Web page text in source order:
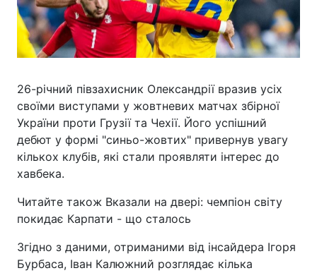
26-річний півзахисник Олександрії вразив усіх
своїми виступами у жовтневих матчах збірної
України проти Грузії та Чехії. Його успішний
дебют у формі "синьо-жовтих" привернув увагу
кількох клубів, які стали проявляти інтерес до
хавбека.
Читайте також Вказали на двері: чемпіон світу
покидає Карпати - що сталось
Згідно з даними, отриманими від інсайдера Ігоря
Бурбаса, Іван Калюжний розглядає кілька